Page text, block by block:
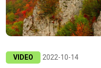
VIDEO 2022-10-14